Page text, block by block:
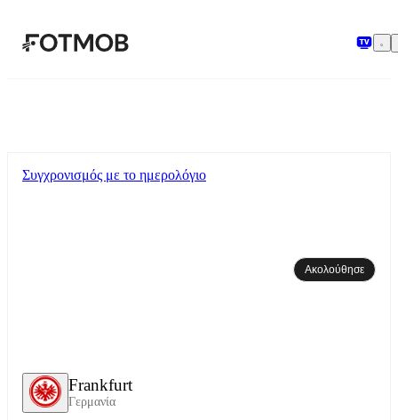
Frankfurt
Γερμανία
Συγχρονισμός με το ημερολόγιο
Ακολούθησε